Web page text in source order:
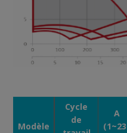
Modèle
Cycle
de
A